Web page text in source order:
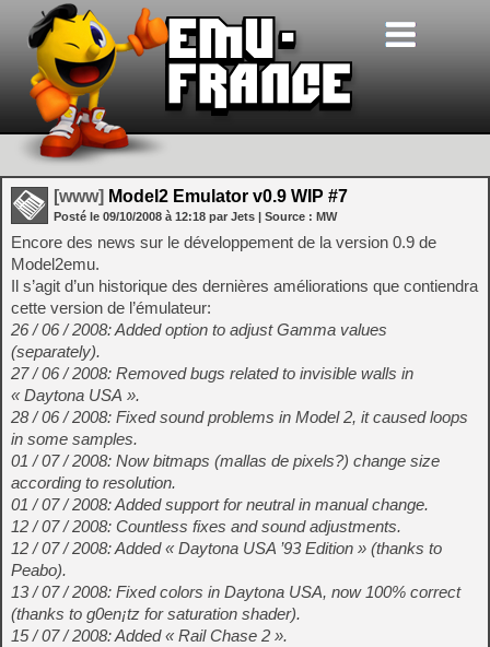
[www] Model2 Emulator v0.9 WIP #7
Posté le 09/10/2008 à 12:18 par Jets | Source : MW
Encore des news sur le développement de la version 0.9 de
Model2emu.
Il s’agit d’un historique des dernières améliorations que contiendra
cette version de l’émulateur:
26 / 06 / 2008: Added option to adjust Gamma values
(separately).
27 / 06 / 2008: Removed bugs related to invisible walls in
« Daytona USA ».
28 / 06 / 2008: Fixed sound problems in Model 2, it caused loops
in some samples.
01 / 07 / 2008: Now bitmaps (mallas de pixels?) change size
according to resolution.
01 / 07 / 2008: Added support for neutral in manual change.
12 / 07 / 2008: Countless fixes and sound adjustments.
12 / 07 / 2008: Added « Daytona USA ’93 Edition » (thanks to
Peabo).
13 / 07 / 2008: Fixed colors in Daytona USA, now 100% correct
(thanks to g0en¡tz for saturation shader).
15 / 07 / 2008: Added « Rail Chase 2 ».